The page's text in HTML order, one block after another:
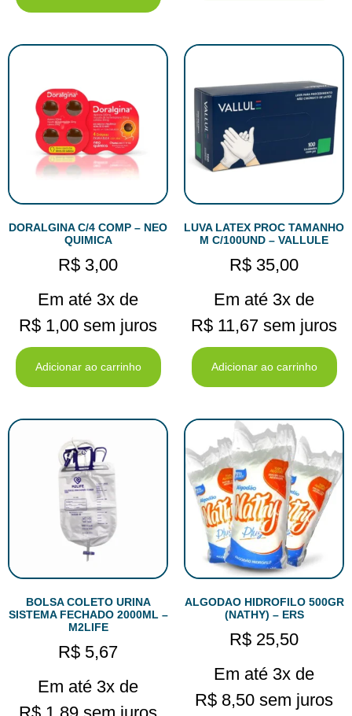
DORALGINA C/4 COMP – NEO
QUIMICA
R$ 3,00
Em até 3x de
R$ 1,00 sem juros
Adicionar ao carrinho
LUVA LATEX PROC TAMANHO
M C/100UND – VALLULE
R$ 35,00
Em até 3x de
R$ 11,67 sem juros
Adicionar ao carrinho
BOLSA COLETO URINA
SISTEMA FECHADO 2000ML –
M2LIFE
R$ 5,67
Em até 3x de
ALGODAO HIDROFILO 500GR
(NATHY) – ERS
R$ 25,50
Em até 3x de
R$ 8,50 sem juros